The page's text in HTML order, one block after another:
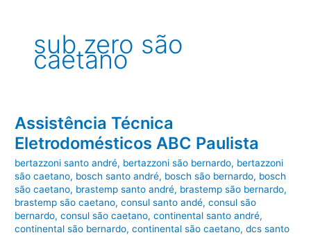
sub zero são
caetano
Assistência Técnica
Eletrodomésticos ABC Paulista
bertazzoni santo andré, bertazzoni são bernardo, bertazzoni
são caetano, bosch santo andré, bosch são bernardo, bosch
são caetano, brastemp santo andré, brastemp são bernardo,
brastemp são caetano,consul santo andé,consul são
bernardo,consul são caetano,continental santo andré,
continental são bernardo,continental são caetano,dcs santo